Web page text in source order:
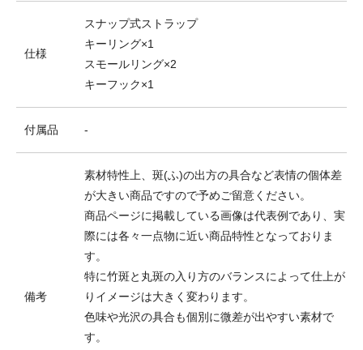
仕様
スナップ式ストラップ
キーリング×1
スモールリング×2
キーフック×1
付属品 -
備考
素材特性上、斑(ふ)の出方の具合など表情の個体差
が大きい商品ですので予めご留意ください。
商品ページに掲載している画像は代表例であり、実
際には各々一点物に近い商品特性となっておりま
す。
特に竹斑と丸斑の入り方のバランスによって仕上が
りイメージは大きく変わります。
色味や光沢の具合も個別に微差が出やすい素材で
す。